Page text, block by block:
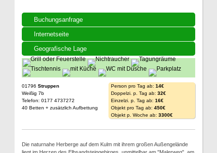
Buchungsanfrage
Internetseite
Geografische Lage
01796 Struppen
Weißig 7b
Telefon: 0177 4737272
40 Betten + zusätzlich Aufbettung
Person pro Tag ab: 14€
Doppelzi. p. Tag ab: 32€
Einzelzi. p. Tag ab: 16€
Objekt pro Tag ab: 450€
Objekt p. Woche ab: 3300€
Die naturnahe Herberge auf dem Kulm mit ihrem großen Außengelände